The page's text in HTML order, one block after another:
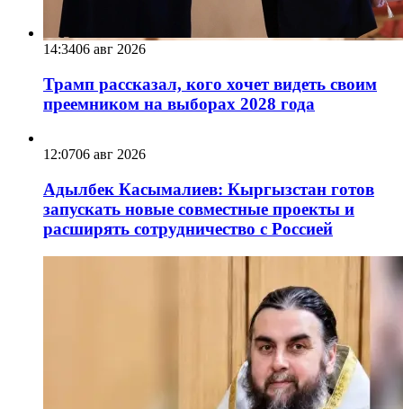
14:3406 авг 2026
Трамп рассказал, кого хочет видеть своим
преемником на выборах 2028 года
12:0706 авг 2026
Адылбек Касымалиев: Кыргызстан готов
запускать новые совместные проекты и
расширять сотрудничество с Россией